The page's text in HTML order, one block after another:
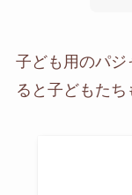
子ども用のパジ
ると子どもたち